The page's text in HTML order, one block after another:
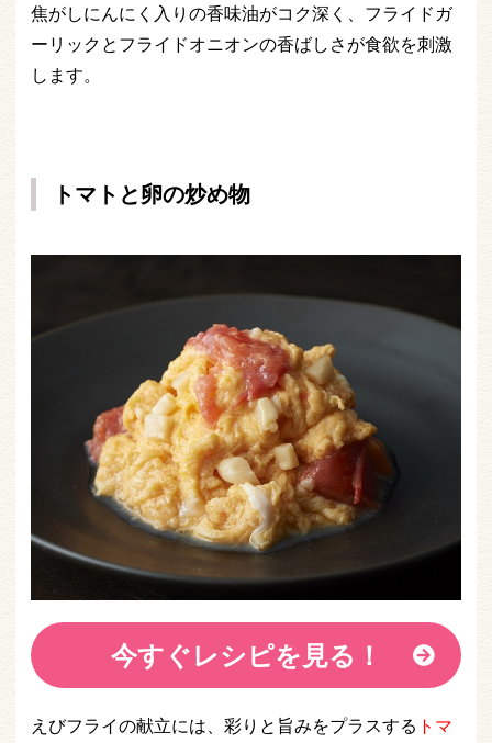
焦がしにんにく入りの香味油がコク深く、フライドガ
ーリックとフライドオニオンの香ばしさが食欲を刺激
します。
トマトと卵の炒め物
今すぐレシピを見る！
えびフライの献立には、彩りと旨みをプラスする トマ